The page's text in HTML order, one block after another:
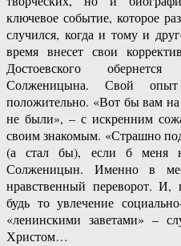
ключевое событие, которое
случился, когда и тому и
время внесет свои
Достоевского
Солженицына. Свой
положительно. «Вот бы вам
не были», – с искренним
своим знакомым. «Страшно
(а стал бы), если б меня
Солженицын. Именно в
нравственный переворот.
будь то увлечение
«ленинскими заветами» –
Христом…